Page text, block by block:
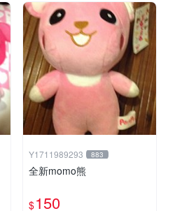
Y1711989293 883
全新momo熊
$150